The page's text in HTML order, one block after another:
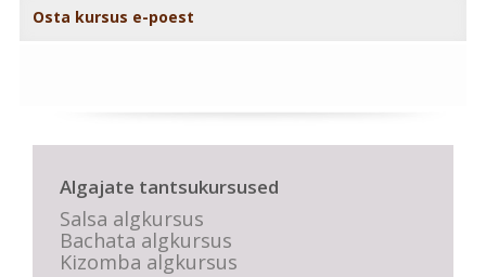
Osta kursus e-poest
Algajate tantsukursused
Salsa algkursus
Bachata algkursus
Kizomba algkursus